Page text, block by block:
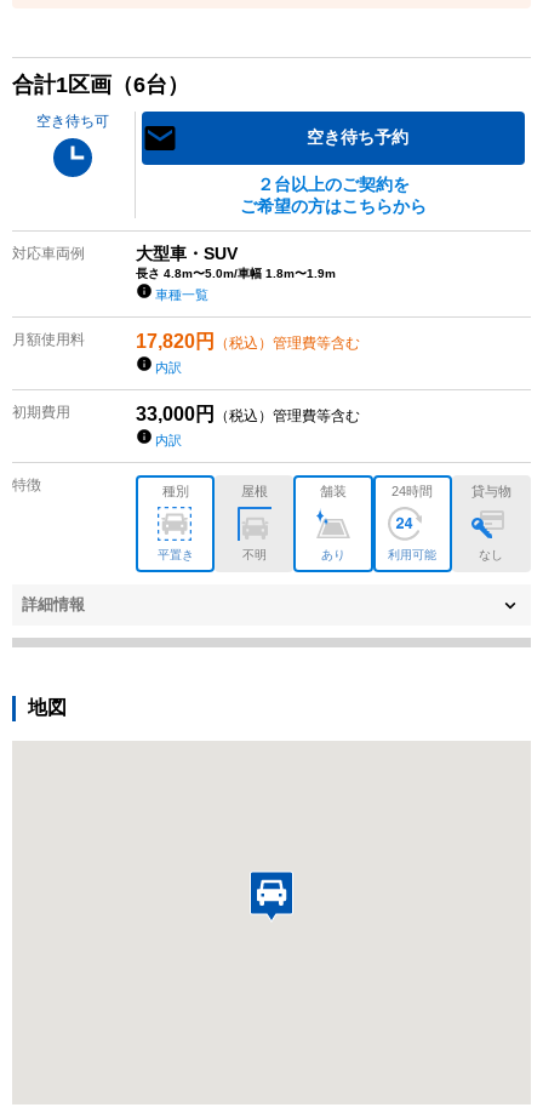
合計1区画（6台）
空き待ち可
空き待ち予約
２台以上のご契約を
ご希望の方はこちらから
対応車両例 大型車・SUV
長さ 4.8m〜5.0m/車幅 1.8m〜1.9m
車種一覧
月額使用料 17,820円 （税込）管理費等含む
内訳
初期費用 33,000円 （税込）管理費等含む
内訳
特徴 種別
平置き
屋根
不明
舗装
あり
24時間
利用可能
貸与物
なし
詳細情報
地図